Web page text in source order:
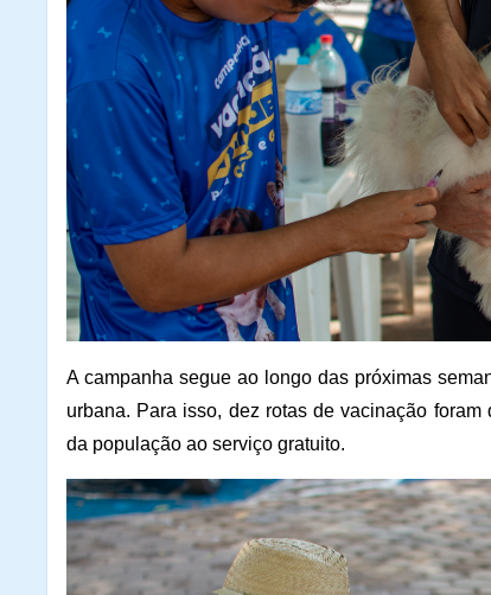
A campanha segue ao longo das próximas
urbana. Para isso, dez rotas de vacinação
da população ao serviço gratuito.